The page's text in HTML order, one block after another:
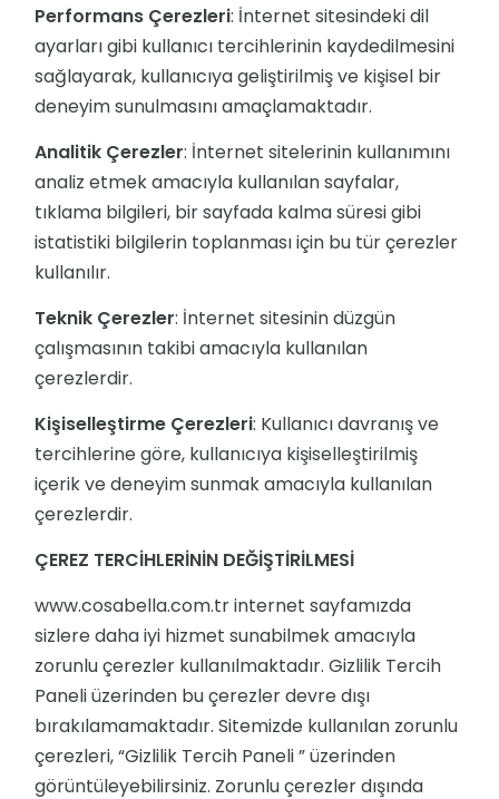
Performans Çerezleri: İnternet sitesindeki dil
ayarları gibi kullanıcı tercihlerinin kaydedilmesini
sağlayarak, kullanıcıya geliştirilmiş ve kişisel bir
deneyim sunulmasını amaçlamaktadır.
Analitik Çerezler: İnternet sitelerinin kullanımını
analiz etmek amacıyla kullanılan sayfalar,
tıklama bilgileri, bir sayfada kalma süresi gibi
istatistiki bilgilerin toplanması için bu tür çerezler
kullanılır.
Teknik Çerezler: İnternet sitesinin düzgün
çalışmasının takibi amacıyla kullanılan
çerezlerdir.
Kişiselleştirme Çerezleri: Kullanıcı davranış ve
tercihlerine göre, kullanıcıya kişiselleştirilmiş
içerik ve deneyim sunmak amacıyla kullanılan
çerezlerdir.
ÇEREZ TERCİHLERİNİN DEĞİŞTİRİLMESİ
www.cosabella.com.trinternet sayfamızda
sizlere daha iyi hizmet sunabilmek amacıyla
zorunlu çerezler kullanılmaktadır. Gizlilik Tercih
Paneli üzerinden bu çerezler devre dışı
bırakılamamaktadır. Sitemizde kullanılan zorunlu
çerezleri, “Gizlilik Tercih Paneli ” üzerinden
görüntüleyebilirsiniz. Zorunlu çerezler dışında